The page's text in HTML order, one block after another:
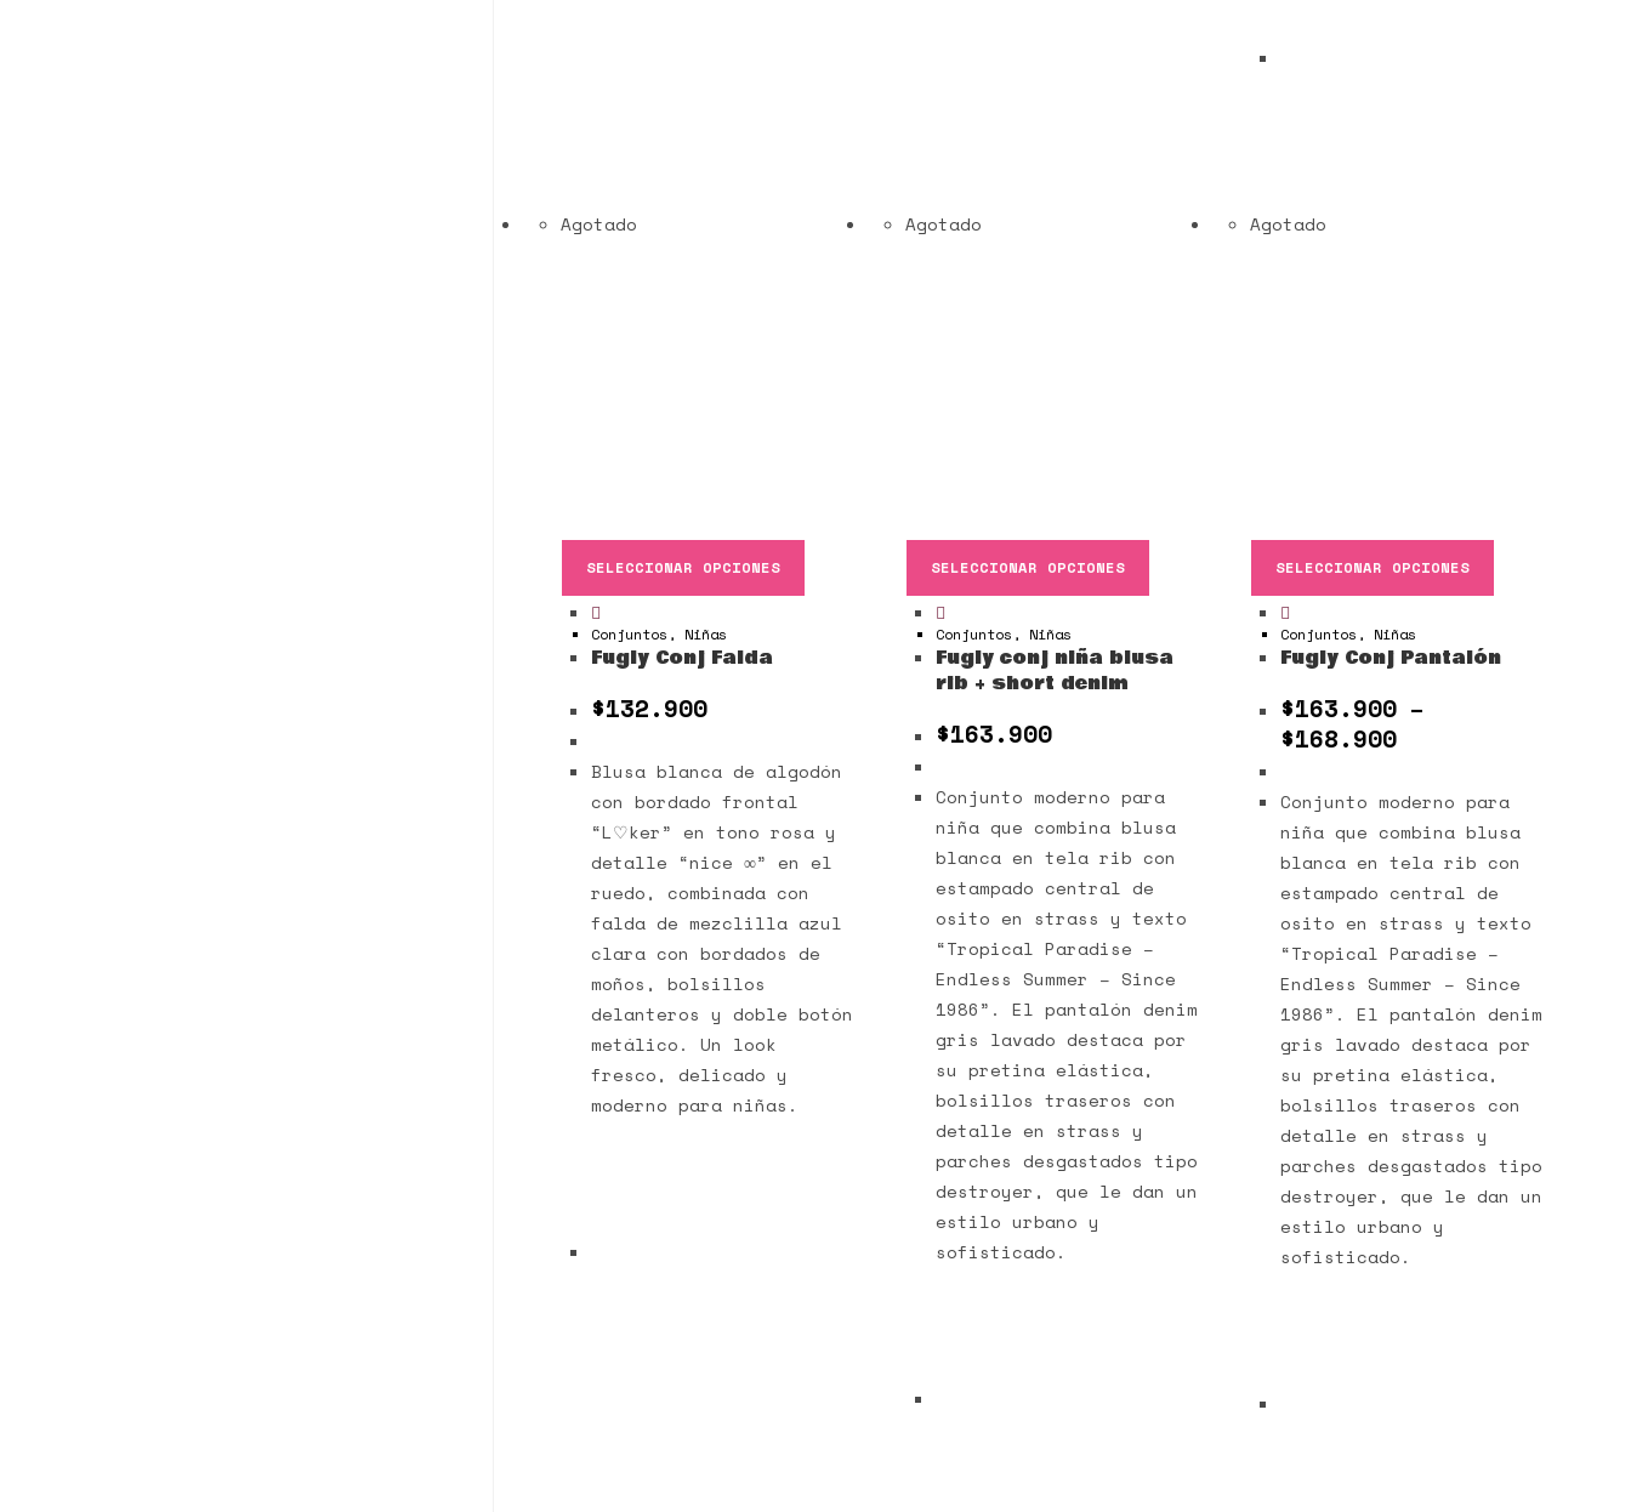
Agotado
SELECCIONAR OPCIONES
Conjuntos , Niñas
Fugly Conj Falda
$132.900
Blusa blanca de algodón
con bordado frontal
“L♡ker” en tono rosa y
detalle “nice ∞” en el
ruedo, combinada con
falda de mezclilla azul
clara con bordados de
moños, bolsillos
delanteros y doble botón
metálico. Un look
fresco, delicado y
moderno para niñas.
Agotado
SELECCIONAR OPCIONES
Conjuntos , Niñas
Fugly conj niña blusa
rib + short denim
$163.900
Conjunto moderno para
niña que combina blusa
blanca en tela rib con
estampado central de
osito en strass y texto
“Tropical Paradise –
Endless Summer – Since
1986”. El pantalón denim
gris lavado destaca por
su pretina elástica,
bolsillos traseros con
detalle en strass y
parches desgastados tipo
destroyer, que le dan un
estilo urbano y
sofisticado.
Agotado
SELECCIONAR OPCIONES
Conjuntos , Niñas
Fugly Conj Pantalón
$163.900 –
$168.900
Conjunto moderno para
niña que combina blusa
blanca en tela rib con
estampado central de
osito en strass y texto
“Tropical Paradise –
Endless Summer – Since
1986”. El pantalón denim
gris lavado destaca por
su pretina elástica,
bolsillos traseros con
detalle en strass y
parches desgastados tipo
destroyer, que le dan un
estilo urbano y
sofisticado.